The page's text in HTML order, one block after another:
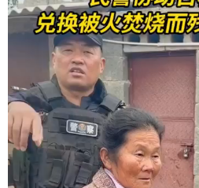
云南青年说 趣看文物